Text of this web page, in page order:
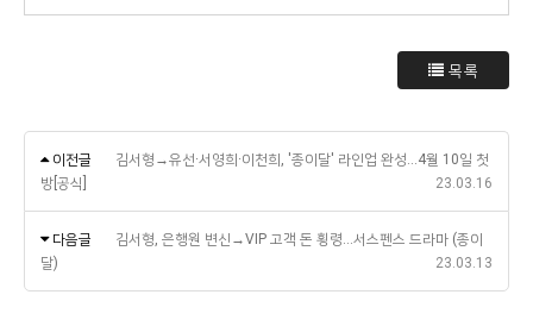
목록
이전글
김서형→유선·서영희·이천희, '종이달' 라인업 완성…4월 10일 첫
방[공식]
23.03.16
다음글
김서형, 은행원 변신→VIP 고객 돈 횡령…서스펜스 드라마 (종이
달)
23.03.13